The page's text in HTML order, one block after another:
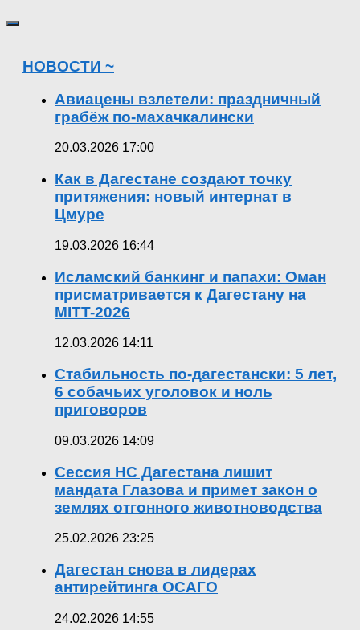
НОВОСТИ ~
Авиацены взлетели: праздничный
грабёж по-махачкалински
20.03.2026 17:00
Как в Дагестане создают точку
притяжения: новый интернат в
Цмуре
19.03.2026 16:44
Исламский банкинг и папахи: Оман
присматривается к Дагестану на
MITT-2026
12.03.2026 14:11
Стабильность по-дагестански: 5 лет,
6 собачьих уголовок и ноль
приговоров
09.03.2026 14:09
Сессия НС Дагестана лишит
мандата Глазова и примет закон о
землях отгонного животноводства
25.02.2026 23:25
Дагестан снова в лидерах
антирейтинга ОСАГО
24.02.2026 14:55